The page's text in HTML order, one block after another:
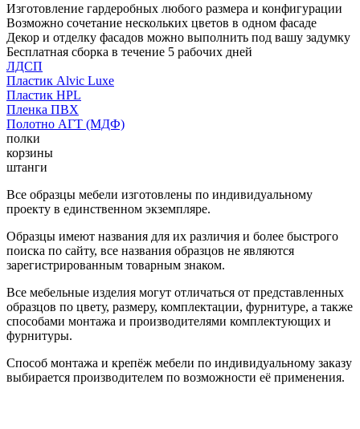
Изготовление гардеробных любого размера и конфигурации
Возможно сочетание нескольких цветов в одном фасаде
Декор и отделку фасадов можно выполнить под вашу задумку
Бесплатная сборка в течение 5 рабочих дней
ЛДСП
Пластик Alvic Luxe
Пластик HPL
Пленка ПВХ
Полотно АГТ (МДФ)
полки
корзины
штанги
Все образцы мебели изготовлены по индивидуальному
проекту в единственном экземпляре.
Образцы имеют названия для их различия и более быстрого
поиска по сайту, все названия образцов не являются
зарегистрированным товарным знаком.
Все мебельные изделия могут отличаться от представленных
образцов по цвету, размеру, комплектации, фурнитуре, а также
способами монтажа и производителями комплектующих и
фурнитуры.
Способ монтажа и крепёж мебели по индивидуальному заказу
выбирается производителем по возможности её применения.